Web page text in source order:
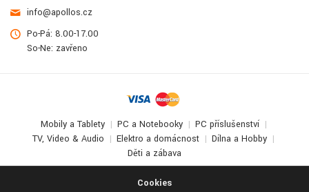
Cookies
info@apollos.cz
Po-Pá: 8.00-17.00
So-Ne: zavřeno
Mobily a Tablety PC a Notebooky
PC příslušenství
TV, Video & Audio
Elektro a domácnost
Dílna a Hobby
Děti a zábava